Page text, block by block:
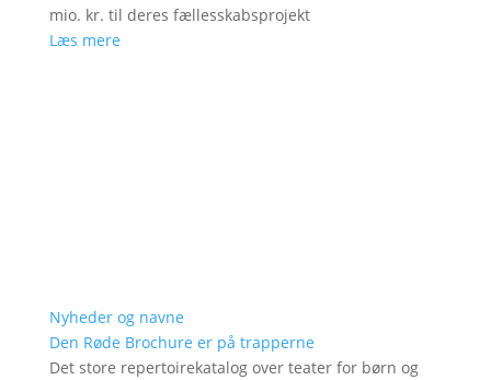
mio. kr. til deres fællesskabsprojekt
Læs mere
Nyheder og navne
Den Røde Brochure er på trapperne
Det store repertoirekatalog over teater for børn og